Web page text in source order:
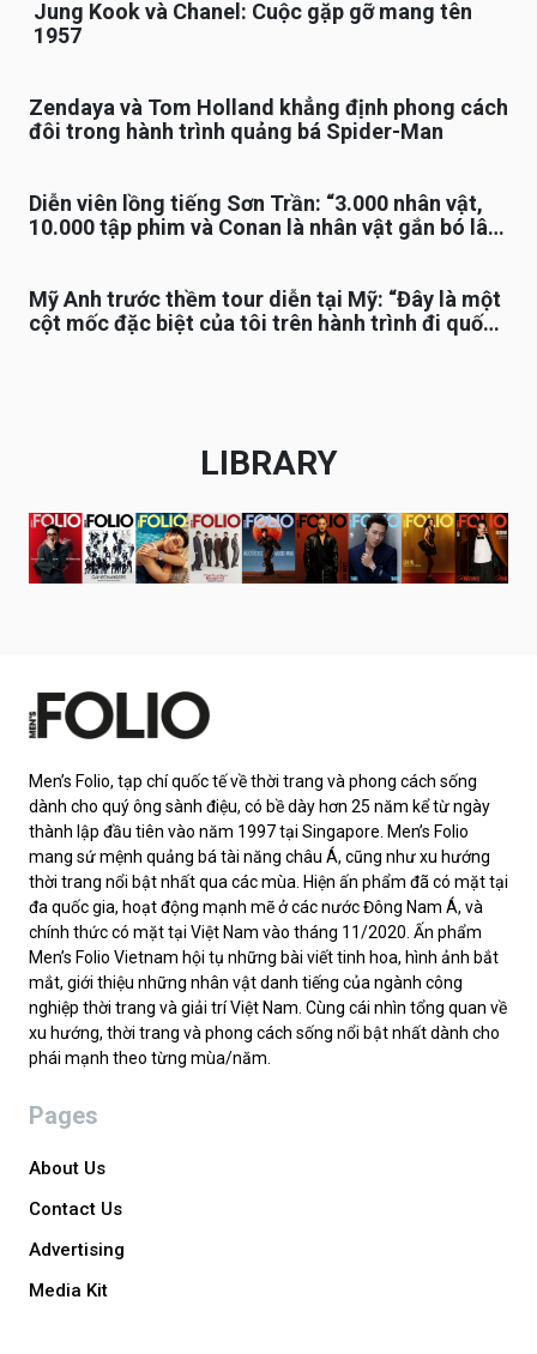
Jung Kook và Chanel: Cuộc gặp gỡ mang tên
1957
Zendaya và Tom Holland khẳng định phong cách
đôi trong hành trình quảng bá Spider-Man
Diễn viên lồng tiếng Sơn Trần: “3.000 nhân vật,
10.000 tập phim và Conan là nhân vật gắn bó lâu
Mỹ Anh trước thềm tour diễn tại Mỹ: “Đây là một
cột mốc đặc biệt của tôi trên hành trình đi quốc
LIBRARY
Men’s Folio, tạp chí quốc tế về thời trang và phong cách sống
dành cho quý ông sành điệu, có bề dày hơn 25 năm kể từ ngày
thành lập đầu tiên vào năm 1997 tại Singapore. Men’s Folio
mang sứ mệnh quảng bá tài năng châu Á, cũng như xu hướng
thời trang nổi bật nhất qua các mùa. Hiện ấn phẩm đã có mặt tại
đa quốc gia, hoạt động mạnh mẽ ở các nước Đông Nam Á, và
chính thức có mặt tại Việt Nam vào tháng 11/2020. Ấn phẩm
Men’s Folio Vietnam hội tụ những bài viết tinh hoa, hình ảnh bắt
mắt, giới thiệu những nhân vật danh tiếng của ngành công
nghiệp thời trang và giải trí Việt Nam. Cùng cái nhìn tổng quan về
xu hướng, thời trang và phong cách sống nổi bật nhất dành cho
phái mạnh theo từng mùa/năm.
Pages
About Us
Contact Us
Advertising
Media Kit